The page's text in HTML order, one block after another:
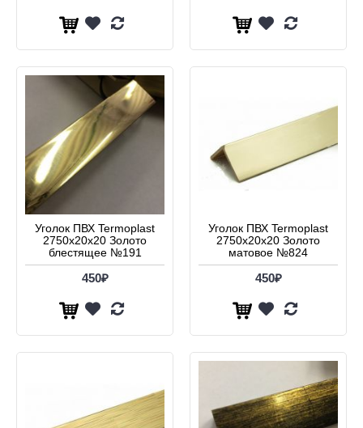
Уголок ПВХ Termoplast
2750х20х20 Золото
блестящее №191
450₽
Уголок ПВХ Termoplast
2750х20х20 Золото
матовое №824
450₽